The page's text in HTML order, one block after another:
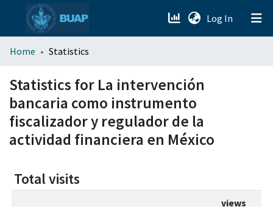
Log In (current)
menu.section.about_menu
All of DSpace
Home Statistics
Statistics for La intervención
bancaria como instrumento
fiscalizador y regulador de la
actividad financiera en México
Total visits
views